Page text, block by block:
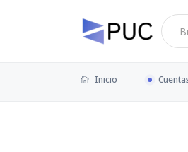
Inicio